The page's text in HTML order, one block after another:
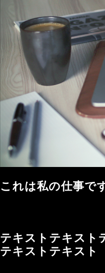
これは私の仕事で
テキストテキスト
テキストテキスト